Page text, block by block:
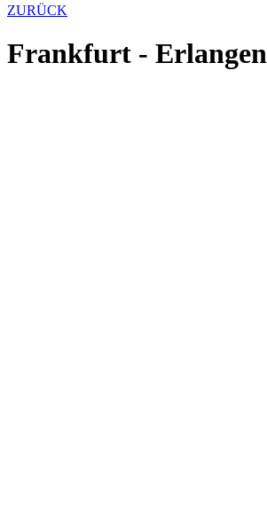
ZURÜCK
Frankfurt - Erlangen